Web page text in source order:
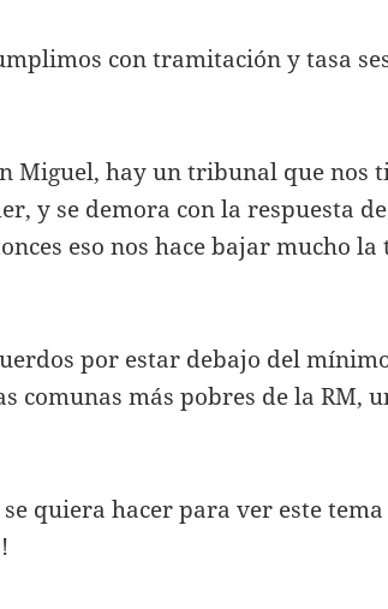
con tramitación y tasa
Miguel, hay un tribunal que nos
y se demora con la respuesta
eso nos hace bajar mucho la
por estar debajo del
comunas más pobres de la RM,
quiera hacer para ver este